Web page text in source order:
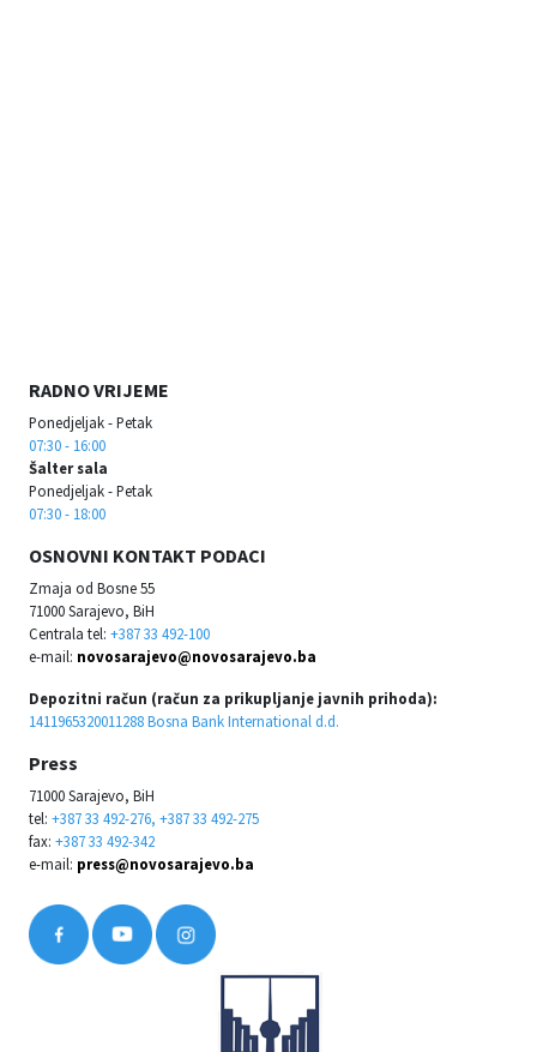
RADNO VRIJEME
Ponedjeljak - Petak
07:30 - 16:00
Šalter sala
Ponedjeljak - Petak
07:30 - 18:00
OSNOVNI KONTAKT PODACI
Zmaja od Bosne 55
71000 Sarajevo, BiH
Centrala tel: +387 33 492-100
e-mail: novosarajevo@novosarajevo.ba
Depozitni račun (račun za prikupljanje javnih prihoda):
1411965320011288 Bosna Bank International d.d.
Press
71000 Sarajevo, BiH
tel: +387 33 492-276, +387 33 492-275
fax: +387 33 492-342
e-mail: press@novosarajevo.ba